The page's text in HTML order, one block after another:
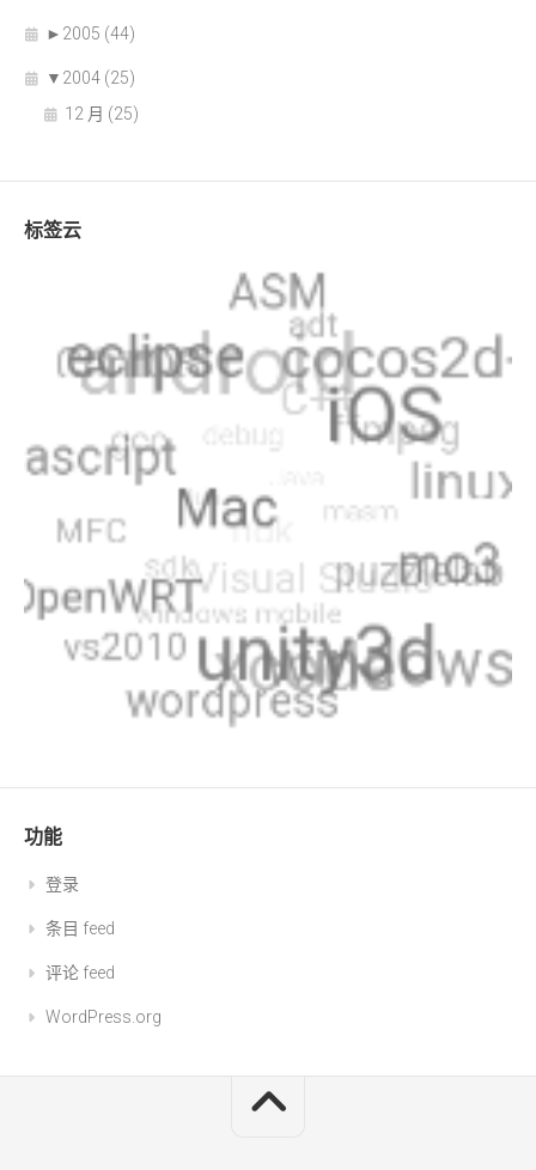
► 2005 (44)
▼ 2004 (25)
12 月 (25)
标签云
功能
登录
条目 feed
评论 feed
WordPress.org